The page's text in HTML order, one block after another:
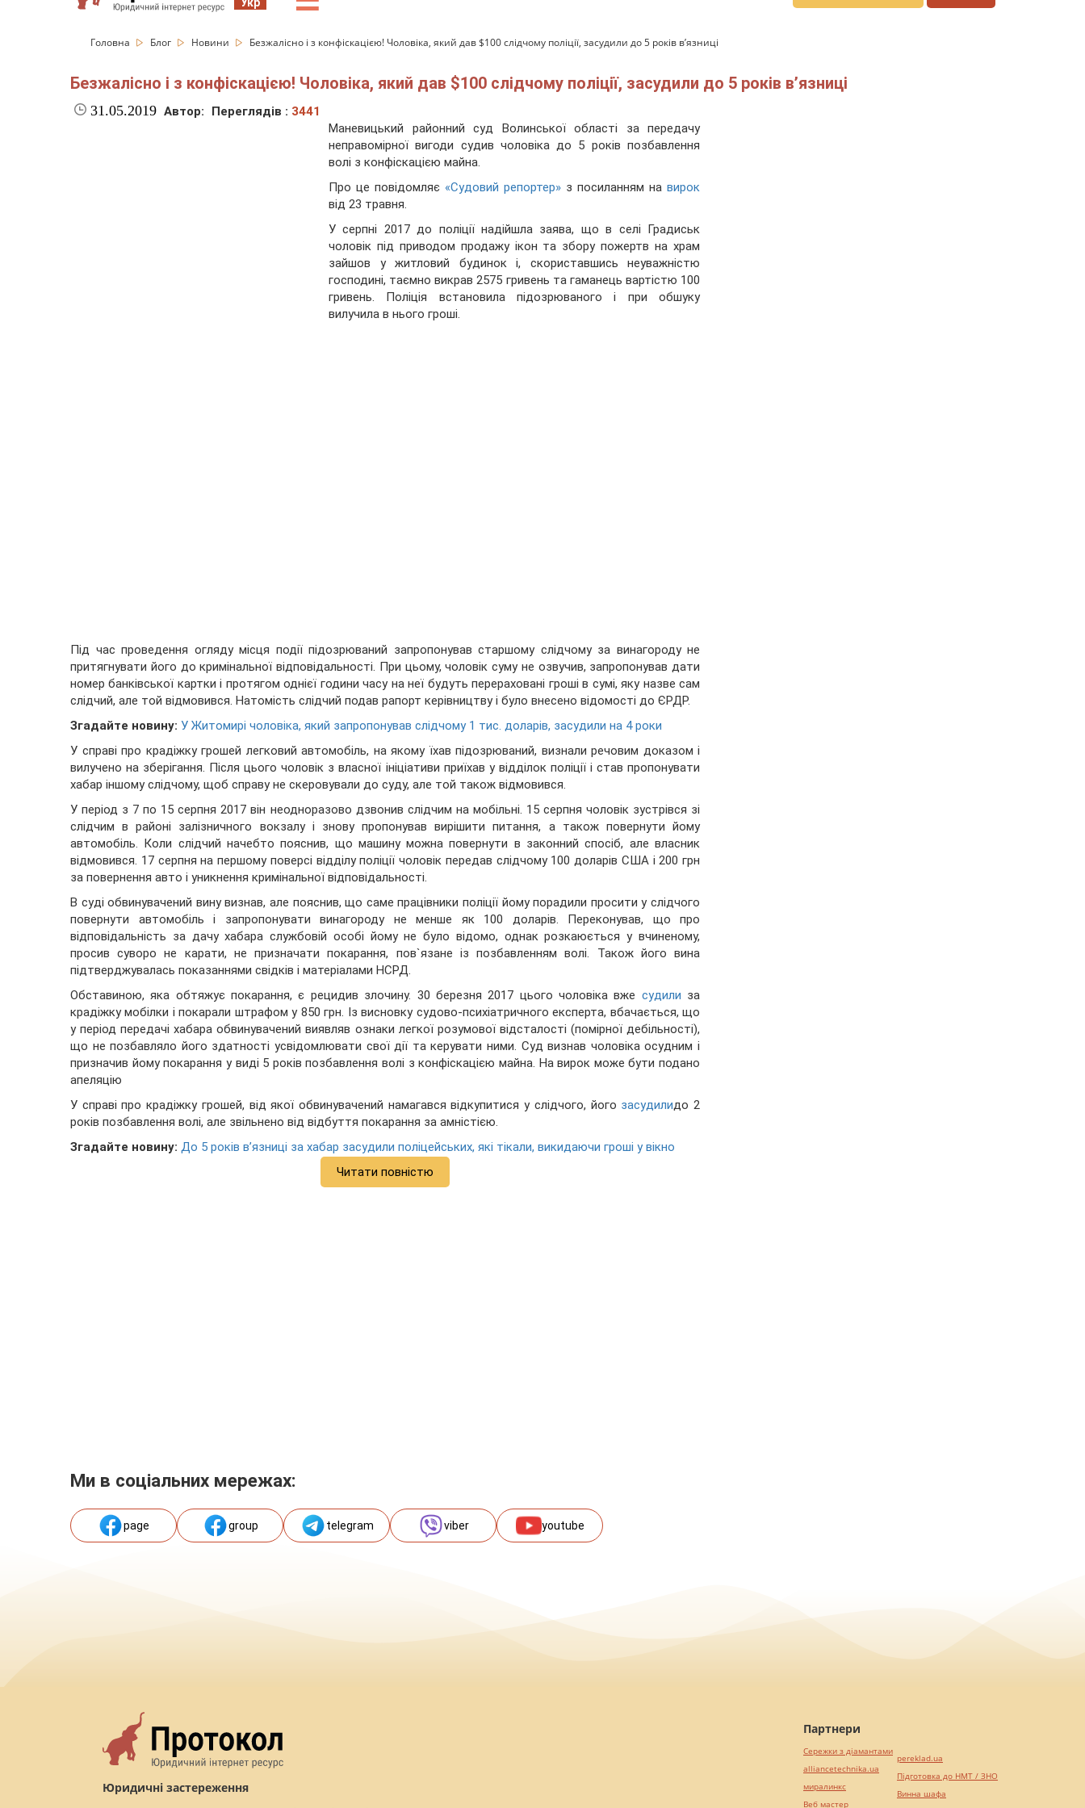
Головна Блог Новини Безжалісно і з конфіскацією! Чоловіка, який дав $100 слідчому поліції, засудили до 5 років в’язниці
Безжалісно і з конфіскацією! Чоловіка, який дав $100 слідчому поліції, засудили до 5 років в’язниці
31.05.2019 Автор: Переглядів : 3441
Маневицький районний суд Волинської області за передачу
неправомірної вигоди судив чоловіка до 5 років позбавлення
волі з конфіскацією майна.
Про це повідомляє «Судовий репортер» з посиланням на вирок
від 23 травня.
У серпні 2017 до поліції надійшла заява, що в селі Градиськ
чоловік під приводом продажу ікон та збору пожертв на храм
зайшов у житловий будинок і, скориставшись неуважністю
господині, таємно викрав 2575 гривень та гаманець вартістю 100
гривень. Поліція встановила підозрюваного і при обшуку
вилучила в нього гроші.
Під час проведення огляду місця події підозрюваний запропонував старшому слідчому за винагороду не
притягнувати його до кримінальної відповідальності. При цьому, чоловік суму не озвучив, запропонував дати
номер банківської картки і протягом однієї години часу на неї будуть перераховані гроші в сумі, яку назве сам
слідчий, але той відмовився. Натомість слідчий подав рапорт керівництву і було внесено відомості до ЄРДР.
Згадайте новину: У Житомирі чоловіка, який запропонував слідчому 1 тис. доларів, засудили на 4 роки
У справі про крадіжку грошей легковий автомобіль, на якому їхав підозрюваний, визнали речовим доказом і
вилучено на зберігання. Після цього чоловік з власної ініціативи приїхав у відділок поліції і став пропонувати
хабар іншому слідчому, щоб справу не скеровували до суду, але той також відмовився.
У період з 7 по 15 серпня 2017 він неодноразово дзвонив слідчим на мобільні. 15 серпня чоловік зустрівся зі
слідчим в районі залізничного вокзалу і знову пропонував вирішити питання, а також повернути йому
автомобіль. Коли слідчий начебто пояснив, що машину можна повернути в законний спосіб, але власник
відмовився. 17 серпня на першому поверсі відділу поліції чоловік передав слідчому 100 доларів США і 200 грн
за повернення авто і уникнення кримінальної відповідальності.
В суді обвинувачений вину визнав, але пояснив, що саме працівники поліції йому порадили просити у слідчого
повернути автомобіль і запропонувати винагороду не менше як 100 доларів. Переконував, що про
відповідальність за дачу хабара службовій особі йому не було відомо, однак розкаюється у вчиненому,
просив суворо не карати, не призначати покарання, пов`язане із позбавленням волі. Також його вина
підтверджувалась показаннями свідків і матеріалами НСРД.
Обставиною, яка обтяжує покарання, є рецидив злочину. 30 березня 2017 цього чоловіка вже судили за
крадіжку мобілки і покарали штрафом у 850 грн. Із висновку судово-психіатричного експерта, вбачається, що
у період передачі хабара обвинувачений виявляв ознаки легкої розумової відсталості (помірної дебільності),
що не позбавляло його здатності усвідомлювати свої дії та керувати ними. Суд визнав чоловіка осудним і
призначив йому покарання у виді 5 років позбавлення волі з конфіскацією майна. На вирок може бути подано
апеляцію
У справі про крадіжку грошей, від якої обвинувачений намагався відкупитися у слідчого, його засудилидо 2
років позбавлення волі, але звільнено від відбуття покарання за амністією.
Згадайте новину: До 5 років в’язниці за хабар засудили поліцейських, які тікали, викидаючи гроші у вікно
Читати повністю
Ми в соціальних мережах:
page group telegram viber youtube
Юридичні застереження
Партнери
Сережки з діамантами
alliancetechnika.ua
миралинкс
Веб мастер
pereklad.ua
Підготовка до НМТ / ЗНО
Винна шафа